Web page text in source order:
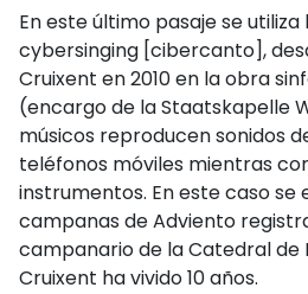
En este último pasaje se
cybersinging [cibercanto],
Cruixent en 2010 en la obra
(encargo de la Staatskapelle
músicos reproducen sonidos
teléfonos móviles mientras
instrumentos. En este caso se
campanas de Adviento
campanario de la Catedral de
Cruixent ha vivido 10 años.